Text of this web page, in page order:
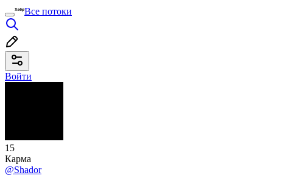
Все потоки
Войти
15
Карма
@Shador